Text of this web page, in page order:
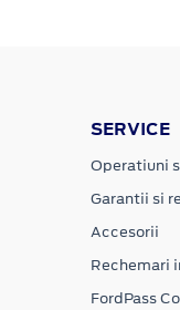
SERVICE
Operatiuni
Garantii si
Accesorii
Rechemari
FordPass